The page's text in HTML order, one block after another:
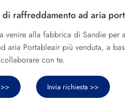
di raffreddamento ad aria
venire alla fabbrica di Sandie per
aria Portableair più venduta, a
con te.
Invia richiesta >>